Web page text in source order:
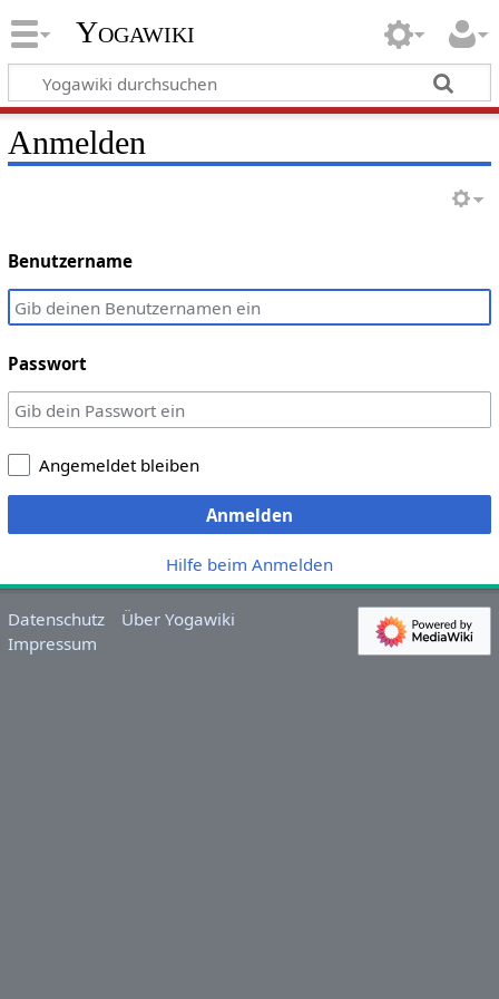
Yogawiki
Anmelden
Benutzername
Passwort
Angemeldet bleiben
Anmelden
Hilfe beim Anmelden
Datenschutz
Über Yogawiki
Impressum